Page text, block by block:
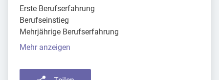
Erste Berufserfahrung
Berufseinstieg
Mehrjährige Berufserfahrung
Mehr anzeigen